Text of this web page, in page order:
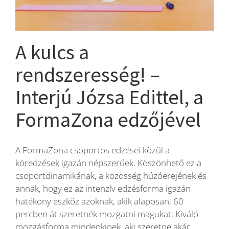
Wellness
Rólunk
Kapcsolat
Karrier
A kulcs a
rendszeresség! –
Interjú Józsa Edittel, a
FormaZona edzőjével
A FormaZona csoportos edzései közül a
köredzések igazán népszerűek. Köszönhető ez a
csoportdinamikának, a közösség húzóerejének és
annak, hogy ez az intenzív edzésforma igazán
hatékony eszköz azoknak, akik alaposan, 60
percben át szeretnék mozgatni magukat. Kiváló
mozgásforma mindenkinek, aki szeretne akár